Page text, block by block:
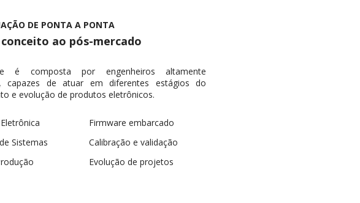
DE PONTA A PONTA
ao pós-mercado
é composta por engenheiros altamente
capazes de atuar em diferentes estágios do
e evolução de produtos eletrônicos.
Sistemas
Firmware embarcado
Calibração e validação
Evolução de projetos